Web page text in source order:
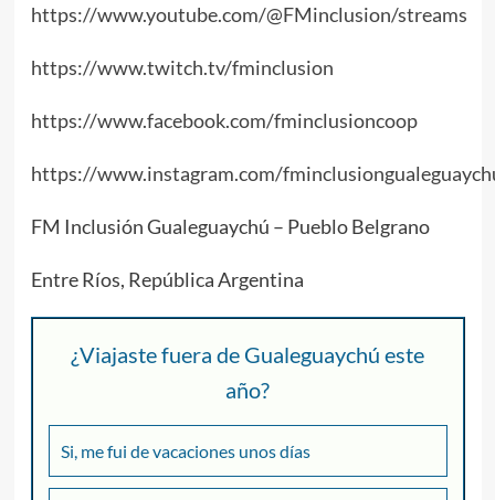
https://www.youtube.com/@FMinclusion/streams
https://www.twitch.tv/fminclusion
https://www.facebook.com/fminclusioncoop
https://www.instagram.com/
FM Inclusión Gualeguaychú – Pueblo Belgrano
Entre Ríos, República Argentina
¿Viajaste fuera de Gualeguaychú este
año?
Si, me fui de vacaciones unos días